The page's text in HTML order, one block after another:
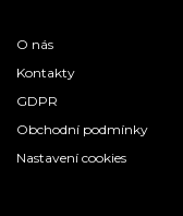
O nás
Kontakty
GDPR
Obchodní podmínky
Nastavení cookies